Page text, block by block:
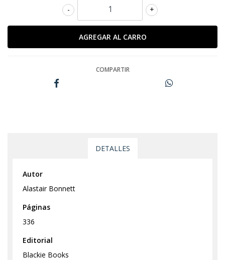
+
-
COMPARTIR
DETALLES
Autor
Alastair Bonnett
Páginas
336
Editorial
Blackie Books